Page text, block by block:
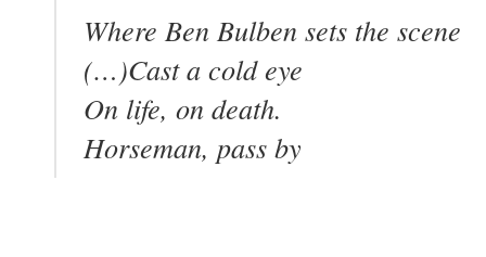
Where Ben Bulben sets the scene
(…)Cast a cold eye
On life, on death.
Horseman, pass by